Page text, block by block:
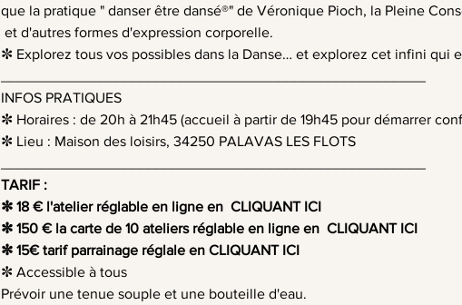
que la pratique " danser être dansé®" de Véronique Pioch, la Pleine
et d'autres formes d'expression corporelle.
✼ Explorez tous vos possibles dans la Danse… et explorez cet infini qui
INFOS PRATIQUES
✼ Horaires : de 20h à 21h45 (accueil à partir de 19h45 pour démarrer
✼ Lieu : Maison des loisirs, 34250 PALAVAS LES FLOTS
TARIF :
✼ 18 € l'atelier réglable en ligne en CLIQUANT ICI
✼ 150 € la carte de 10 ateliers réglable en ligne en CLIQUANT ICI
✼ 15€ tarif parrainage réglale en CLIQUANT ICI
✼ Accessible à tous
Prévoir une tenue souple et une bouteille d'eau.